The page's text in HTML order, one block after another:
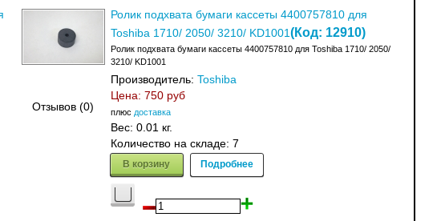
Отзывов (0)
Ролик подхвата бумаги кассеты 4400757810 для
Toshiba 1710/ 2050/ 3210/ KD1001(Код: 12910)
Ролик подхвата бумаги кассеты 4400757810 для Toshiba 1710/ 2050/
3210/ KD1001
Производитель: Toshiba
Цена: 750 руб
плюс доставка
Вес: 0.01 кг.
Количество на складе: 7
В корзину Подробнее